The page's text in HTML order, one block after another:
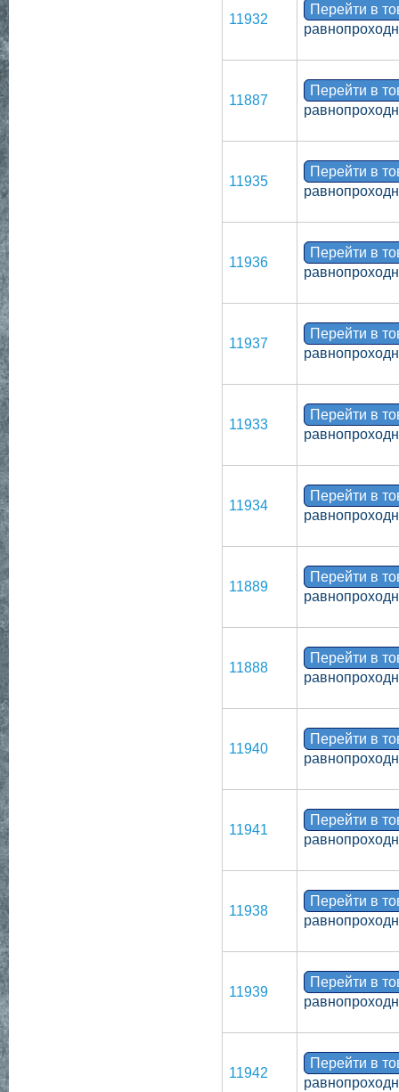
11932
Перейти в
11887
Перейти в
11935
Перейти в
11936
Перейти в
11937
Перейти в
11933
Перейти в
11934
Перейти в
11889
Перейти в
11888
Перейти в
11940
Перейти в
11941
Перейти в
11938
Перейти в
11939
Перейти в
11942
Перейти в